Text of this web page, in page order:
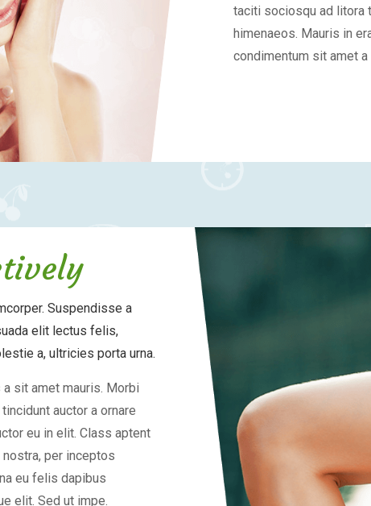
taciti sociosqu ad litora
himenaeos. Mauris in
condimentum sit amet a
Suspendisse a
elit lectus felis,
a, ultricies porta urna.
sit amet mauris. Morbi
auctor a ornare
eu in elit. Class aptent
per inceptos
eu felis dapibus
elit. Sed ut impe.